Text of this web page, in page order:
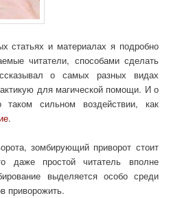
статьях и материалах я подробно
читатели, способами сделать
о самых разных видах
для магической помощи. И о
сильном воздействии, как
.
зомбирующий приворот стоит
даже простой читатель вполне
выделяется особо среди
приворожить.